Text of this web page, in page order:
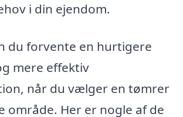
i din ejendom.
du forvente en hurtigere
mere effektiv
når du vælger en tømrer
område. Her er nogle af de